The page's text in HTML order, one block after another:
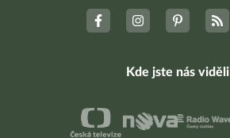
Kde jste nás viděli